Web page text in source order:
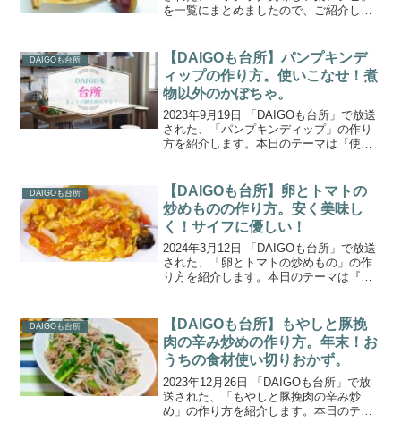
を一覧にまとめましたので、ご紹介しま
るのに夢中でしたが、すぐに飽きたよう
です。栗を使...
DAIGOも台所
【DAIGOも台所】パンプキンデ
ィップの作り方。使いこなせ！煮
物以外のかぼちゃ。
2023年9月19日 「DAIGOも台所」で放送
された、「パンプキンディップ」の作り
方を紹介します。本日のテーマは『使い
でとれました！おいしいカボチャレシピ
教えてくださ...
DAIGOも台所
【DAIGOも台所】卵とトマトの
炒めものの作り方。安く美味し
く！サイフに優しい！
2024年3月12日 「DAIGOも台所」で放送
された、「卵とトマトの炒めもの」の作
り方を紹介します。本日のテーマは『安
「卵とトマトの炒めもの」、「サンマの
和えうどん」...
DAIGOも台所
【DAIGOも台所】もやしと豚挽
肉の辛み炒めの作り方。年末！お
うちの食材使い切りおかず。
2023年12月26日 「DAIGOも台所」で放
送された、「もやしと豚挽肉の辛み炒
め」の作り方を紹介します。本日のテー